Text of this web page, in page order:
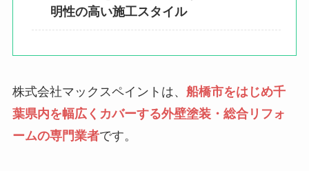
明性の高い施工スタイル
株式会社マックスペイントは、 船橋市をはじめ千
葉県内を幅広くカバーする外壁塗装・総合リフォ
ームの専門業者です。